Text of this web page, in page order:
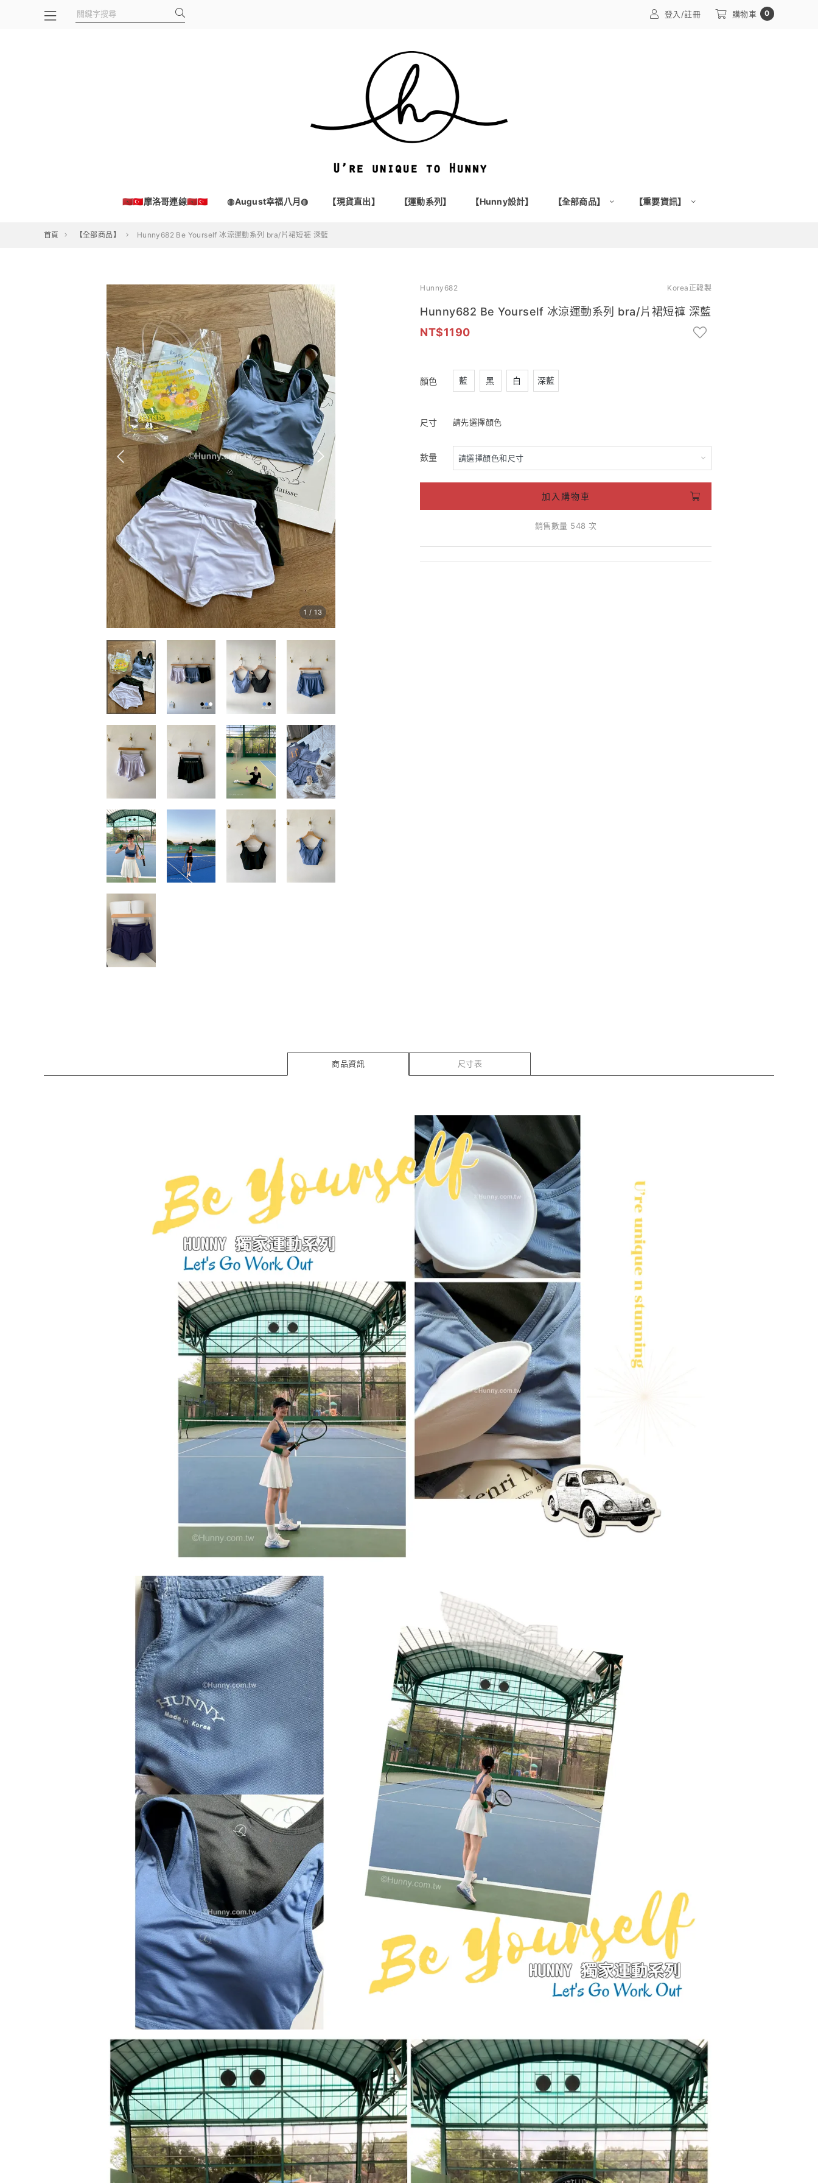
登入/註冊 購物車 0
🇲🇦🇹🇷摩洛哥連線🇲🇦🇹🇷 ◍August幸福八月◍ 【現貨直出】 【運動系列】 【Hunny設計】 【全部商品】 【重要資訊】
首頁 【全部商品】 Hunny682 Be Yourself 冰涼運動系列 bra/片裙短褲 深藍
1 / 13
Hunny682 Korea正韓製
Hunny682 Be Yourself 冰涼運動系列 bra/片裙短褲 深藍
1190
顏色 藍 黑 白 深藍
尺寸 請先選擇顏色
數量
加入購物車
銷售數量 548 次
商品資訊 尺寸表